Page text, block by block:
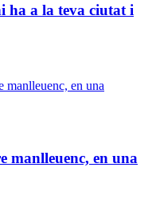
ha a la teva ciutat i
manlleuenc, en una